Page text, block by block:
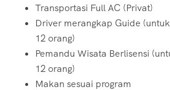
Transportasi Full AC (Privat)
Driver merangkap Guide
12 orang)
Pemandu Wisata Berlisensi
12 orang)
Makan sesuai program